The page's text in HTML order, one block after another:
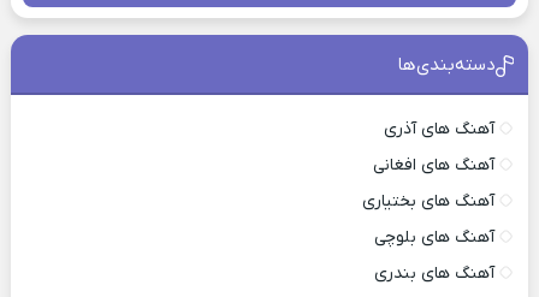
دسته‌بندی‌ها
آهنگ های آذری
آهنگ های افغانی
آهنگ های بختیاری
آهنگ های بلوچی
آهنگ های بندری